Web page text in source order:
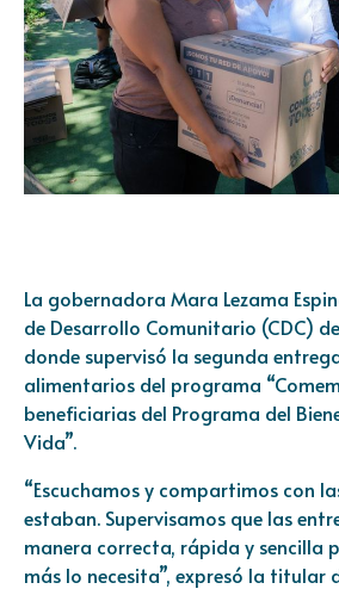
La gobernadora Mara Lezama
de Desarrollo Comunitario (CDC)
donde supervisó la segunda
alimentarios del programa
beneficiarias del Programa del
Vida”.
“Escuchamos y compartimos con
estaban. Supervisamos que las
manera correcta, rápida y sencilla
más lo necesita”, expresó la titular